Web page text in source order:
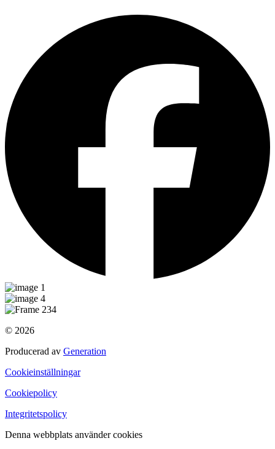
© 2026
Producerad av Generation
Cookieinställningar
Cookiepolicy
Integritetspolicy
Denna webbplats använder cookies